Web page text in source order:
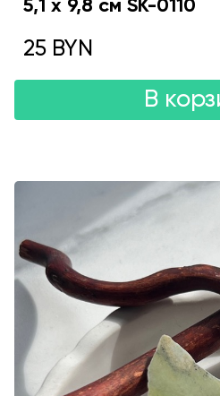
5,1 х 9,8 см SK-0110
25 BYN
В